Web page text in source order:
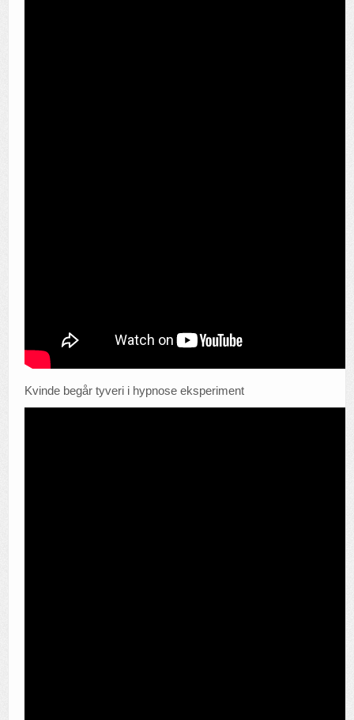
Kvinde begår tyveri i hypnose eksperiment